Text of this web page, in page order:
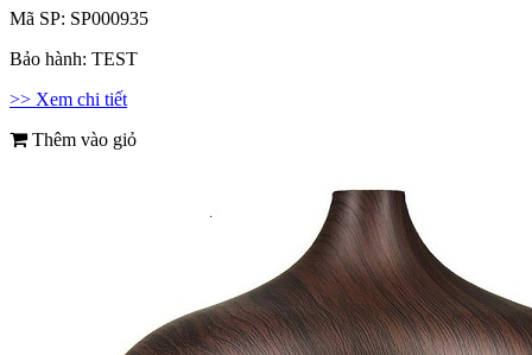
Mã SP: SP000935
Bảo hành: TEST
>> Xem chi tiết
Thêm vào giỏ